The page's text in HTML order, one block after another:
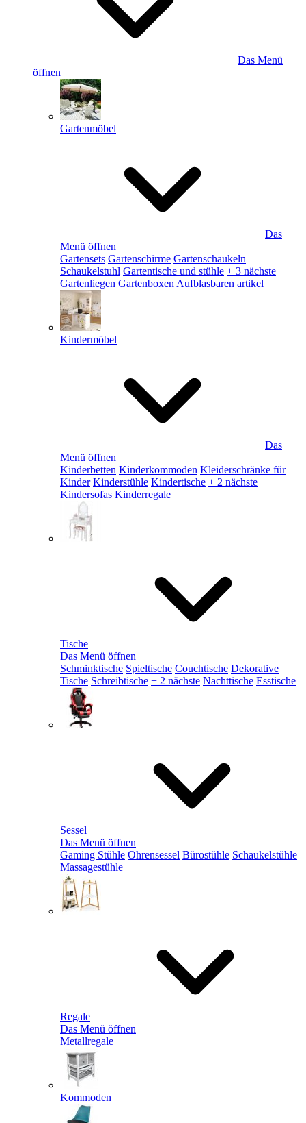
Das Menü
öffnen
Gartenmöbel
Das
Menü öffnen
Gartensets Gartenschirme Gartenschaukeln
Schaukelstuhl Gartentische und stühle + 3 nächste
Gartenliegen Gartenboxen Aufblasbaren artikel
Kindermöbel
Das
Menü öffnen
Kinderbetten Kinderkommoden Kleiderschränke für
Kinder Kinderstühle Kindertische + 2 nächste
Kindersofas Kinderregale
Tische
Das Menü öffnen
Schminktische Spieltische Couchtische Dekorative
Tische Schreibtische + 2 nächste Nachttische Esstische
Sessel
Das Menü öffnen
Gaming Stühle Ohrensessel Bürostühle Schaukelstühle
Massagestühle
Regale
Das Menü öffnen
Metallregale
Kommoden